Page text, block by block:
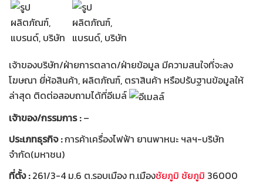
เจ้าของบริษัท/ฝ่ายการตลาด/ฝ่ายข้อมูล มีความสนใจที่จะลง
โฆษณา ยี่ห้อสินค้า, ผลิตภัณฑ์, ตราสินค้า หรือปรับฐานข้อมูลให้
ล่าสุด ติดต่อสอบถามได้ที่อีเมล์
เจ้าของ/กรรมการ :–
ประเภทธุรกิจ :การค้าเครื่องไฟฟ้า ยานพาหนะ ฯลฯ-บริษัท
จำกัด(มหาชน)
ที่ตั้ง :261/3-4 ม.6 ต.รอบเมือง ท.เมืองชัยภูมิ ชัยภูมิ 36000